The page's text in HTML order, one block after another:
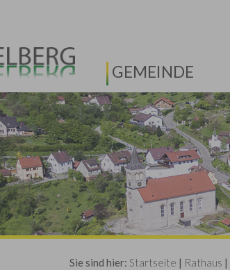
GEMEINDE
Sie sind hier: Startseite | Rathaus |